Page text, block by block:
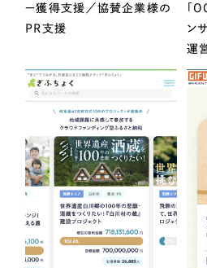
ー獲得支援／協賛企業様の
PR支援
「
ン
運